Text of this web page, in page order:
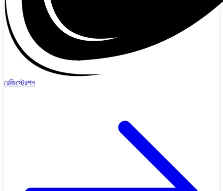
রেজিস্ট্রেশন